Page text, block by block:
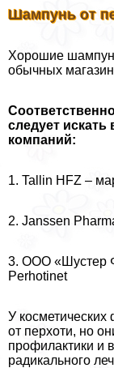
Шампунь от
Хорошие
обычных
следует
компаний:
1. Tallin HFZ –
2. Janssen
3. ООО «Шустер
Perhotinet
У
от перхоти, но
профилактики и
радикального